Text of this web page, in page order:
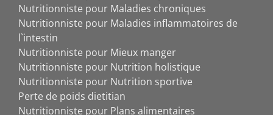
Nutritionniste pour Maladies chroniques
Nutritionniste pour Maladies inflammatoires de
l`intestin
Nutritionniste pour Mieux manger
Nutritionniste pour Nutrition holistique
Nutritionniste pour Nutrition sportive
Perte de poids dietitian
Nutritionniste pour Plans alimentaires